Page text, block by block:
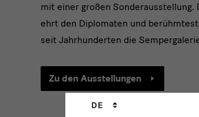
mit einer großen Sonderausstellung.
ehrt den Diplomaten und
seit Jahrhunderten die
Zu den Ausstellungen
Sprachwechsler
DE